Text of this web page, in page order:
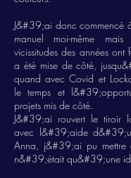
J&#39;ai donc commencé
manuel moi-même
vicissitudes des années
a été mise de côté,
quand avec Covid et
le temps et
projets mis de côté.
J&#39;ai rouvert le tiroir
avec l&#39;aide
Anna, j&#39;ai pu
n&#39;était qu&#39;une